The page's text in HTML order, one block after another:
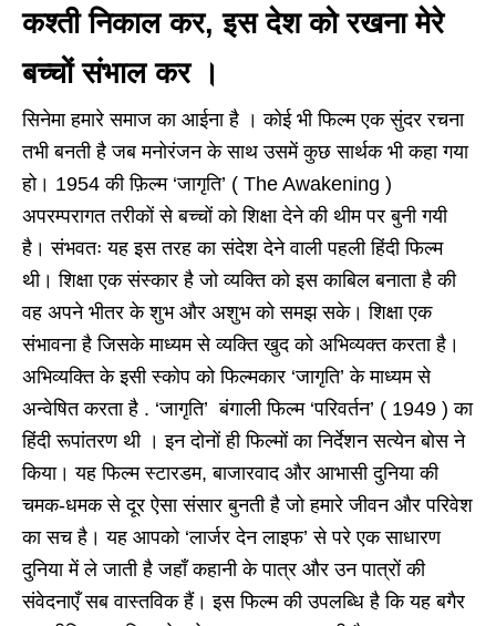
कश्ती निकाल कर, इस देश को रखना मेरे
बच्चों संभाल कर ।
सिनेमा हमारे समाज का आईना है । कोई भी फिल्म एक सुंदर रचना
तभी बनती है जब मनोरंजन के साथ उसमें कुछ सार्थक भी कहा गया
हो। 1954 की फ़िल्म ‘जागृति’ ( The Awakening )
अपरम्परागत तरीकों से बच्चों को शिक्षा देने की थीम पर बुनी गयी
है। संभवतः यह इस तरह का संदेश देने वाली पहली हिंदी फिल्म
थी। शिक्षा एक संस्कार है जो व्यक्ति को इस काबिल बनाता है की
वह अपने भीतर के शुभ और अशुभ को समझ सके। शिक्षा एक
संभावना है जिसके माध्यम से व्यक्ति खुद को अभिव्यक्त करता है।
अभिव्यक्ति के इसी स्कोप को फिल्मकार ‘जागृति’ के माध्यम से
अन्वेषित करता है . ‘जागृति’ बंगाली फिल्म ‘परिवर्तन’ ( 1949 ) का
हिंदी रूपांतरण थी । इन दोनों ही फिल्मों का निर्देशन सत्येन बोस ने
किया। यह फिल्म स्टारडम, बाजारवाद और आभासी दुनिया की
चमक-धमक से दूर ऐसा संसार बुनती है जो हमारे जीवन और परिवेश
का सच है। यह आपको ‘लार्जर देन लाइफ’ से परे एक साधारण
दुनिया में ले जाती है जहाँ कहानी के पात्र और उन पात्रों की
संवेदनाएँ सब वास्तविक हैं। इस फिल्म की उपलब्धि है कि यह बगैर